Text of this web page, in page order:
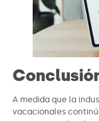
A medida que la
vacacionales